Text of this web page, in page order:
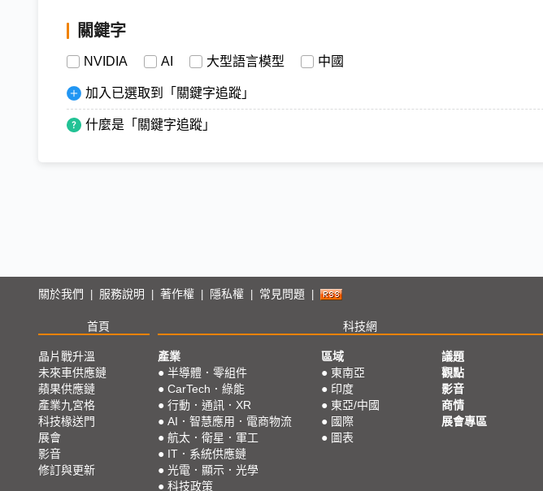
關鍵字
NVIDIA AI 大型語言模型 中國
加入已選取到「關鍵字追蹤」
什麼是「關鍵字追蹤」
關於我們 服務說明 著作權 隱私權 常見問題
首頁 科技網
晶片戰升溫
未來車供應鏈
蘋果供應鏈
產業九宮格
科技椽送門
展會
影音
修訂與更新
產業
● 半導體．零組件
● CarTech．綠能
● 行動．通訊．XR
● AI．智慧應用．電商物流
● 航太．衛星．軍工
● IT．系統供應鏈
● 光電．顯示．光學
● 科技政策
區域
● 東南亞
● 印度
● 東亞/中國
● 國際
● 圖表
議題
觀點
影音
商情
展會專區